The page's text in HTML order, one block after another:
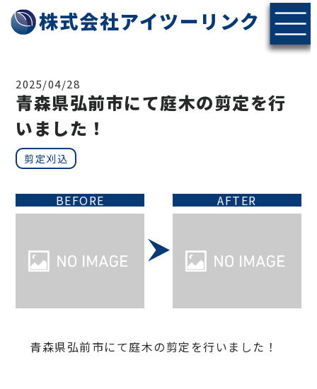
株式会社アイツーリンク
2025/04/28
青森県弘前市にて庭木の剪定を行
いました！
剪定刈込
BEFORE AFTER
青森県弘前市にて庭木の剪定を行いました！